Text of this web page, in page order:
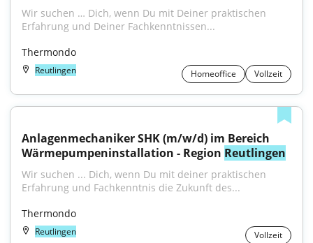
Wir suchen … Dich, wenn Du mit Deiner praktischen
Erfahrung und Deiner Fachkenntnissen...
Thermondo
Reutlingen Homeoffice Vollzeit
Anlagenmechaniker SHK (m/w/d) im Bereich
Wärmepumpeninstallation - Region Reutlingen
Wir suchen ... Dich, wenn Du mit deiner praktischen
Erfahrung und Fachkenntnis die Zukunft des...
Thermondo
Reutlingen Vollzeit